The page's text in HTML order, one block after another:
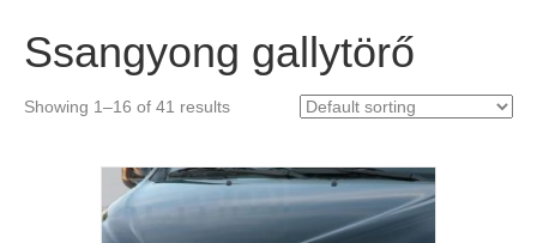
Ssangyong gallytörő
Showing 1–16 of 41 results